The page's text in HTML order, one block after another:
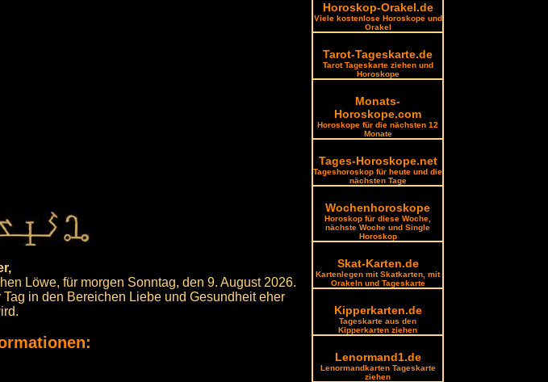
Löwe, für morgen Sonntag, den 9. August 2026.
in den Bereichen Liebe und Gesundheit eher
Horoskop-Orakel.de
Viele kostenlose Horoskope und
Orakel
Tarot-Tageskarte.de
Tarot Tageskarte ziehen und
Horoskope
Monats-
Horoskope.com
Horoskope für die nächsten 12
Monate
Tages-Horoskope.net
Tageshoroskop für heute und die
nächsten Tage
Wochenhoroskope
Horoskop für diese Woche,
nächste Woche und Single
Horoskop
Skat-Karten.de
Kartenlegen mit Skatkarten, mit
Orakeln und Tageskarte
Kipperkarten.de
Tageskarte aus den
Kipperkarten ziehen
Lenormand1.de
Lenormandkarten Tageskarte
ziehen